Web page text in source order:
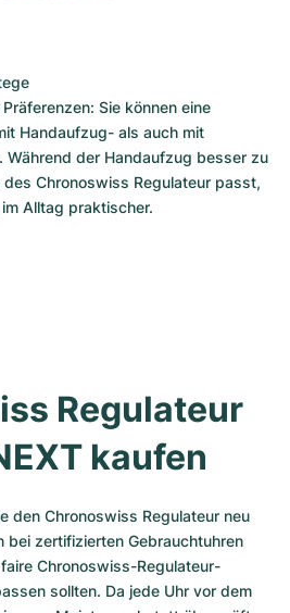
Sie können eine
Handaufzug- als auch mit
Während der Handaufzug besser zu
Chronoswiss Regulateur passt,
Alltag praktischer.
Regulateur
kaufen
den Chronoswiss Regulateur neu
bei zertifizierten Gebrauchtuhren
Chronoswiss-Regulateur-
sollten. Da jede Uhr vor dem